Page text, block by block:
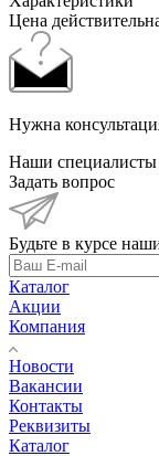
Цена
Нужна
Наши специалисты
Задать вопрос
Будьте в курсе
Каталог
Акции
Компания
Новости
Вакансии
Контакты
Реквизиты
Каталог